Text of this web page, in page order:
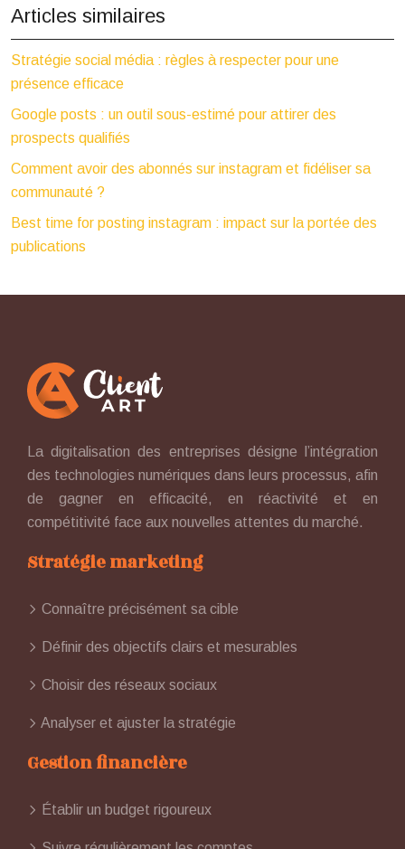
Articles similaires
Stratégie social média : règles à respecter pour une
présence efficace
Google posts : un outil sous-estimé pour attirer des
prospects qualifiés
Comment avoir des abonnés sur instagram et fidéliser sa
communauté ?
Best time for posting instagram : impact sur la portée des
publications
La digitalisation des entreprises désigne l’intégration
des technologies numériques dans leurs processus, afin
de gagner en efficacité, en réactivité et en
compétitivité face aux nouvelles attentes du marché.
Stratégie marketing
Connaître précisément sa cible
Définir des objectifs clairs et mesurables
Choisir des réseaux sociaux
Analyser et ajuster la stratégie
Gestion financière
Établir un budget rigoureux